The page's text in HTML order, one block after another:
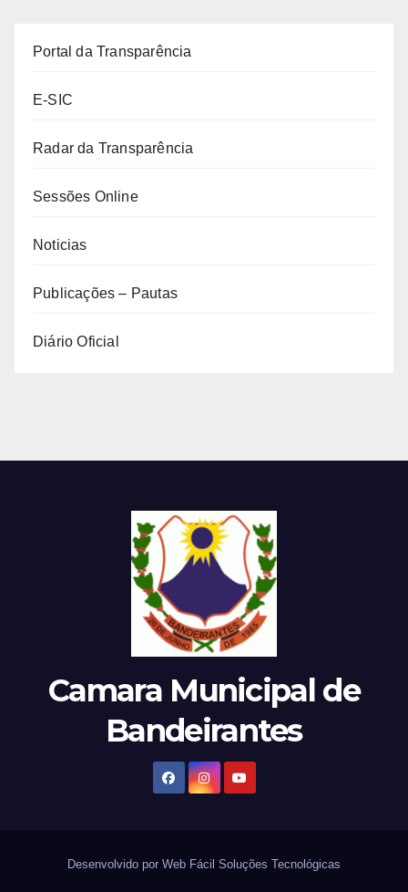
Portal da Transparência
E-SIC
Radar da Transparência
Sessões Online
Noticias
Publicações – Pautas
Diário Oficial
Camara Municipal de
Bandeirantes
Desenvolvido por Web Fácil Soluções Tecnológicas